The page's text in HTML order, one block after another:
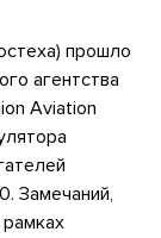
прошло
агентства
Aviation
Замечаний,